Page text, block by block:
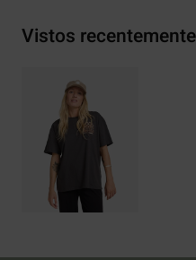
Vistos recentemente